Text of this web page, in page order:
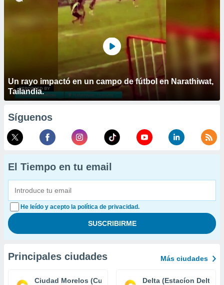
Un rayo impactó en un campo de fútbol en Narathiwat,
Tailandia.
Síguenos
El Tiempo en tu email
He leído y acepto la política de privacidad.
Principales ciudades Más ciudades
Ciudad Morelos (Cuervos) Delta (Estacíon Delta)